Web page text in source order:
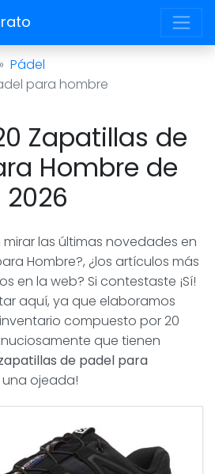
Pádel
para hombre
Zapatillas de
Hombre de
2026
las últimas novedades en
Hombre?, ¿los artículos más
en la web? Si contestaste ¡Sí!
aquí, ya que elaboramos
compuesto por 20
que tienen
de padel para
una ojeada!